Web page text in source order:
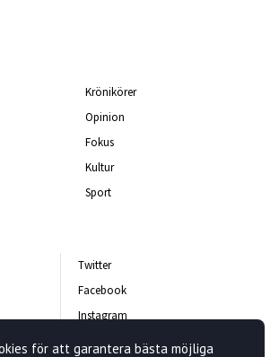
Krönikörer
Opinion
Fokus
Kultur
Sport
Twitter
Facebook
Instagram
Kontakta oss
för att garantera bästa möjliga